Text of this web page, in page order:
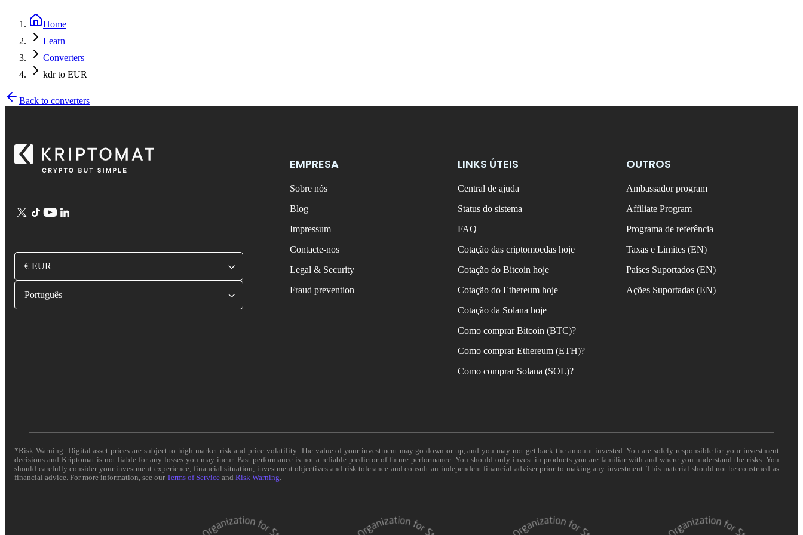
Home
Learn
Converters
kdr to EUR
Back to converters
€ EUR
Português
EMPRESA
Sobre nós
Blog
Impressum
Contacte-nos
Legal & Security
Fraud prevention
LINKS ÚTEIS
Central de ajuda
Status do sistema
FAQ
Cotação das criptomoedas hoje
Cotação do Bitcoin hoje
Cotação do Ethereum hoje
Cotação da Solana hoje
Como comprar Bitcoin (BTC)?
Como comprar Ethereum (ETH)?
Como comprar Solana (SOL)?
OUTROS
Ambassador program
Affiliate Program
Programa de referência
Taxas e Limites (EN)
Países Suportados (EN)
Ações Suportadas (EN)
*Risk Warning: Digital asset prices are subject to high market risk and price volatility. The value of your investment may go down or up, and you may not get back the amount invested. You are solely responsible for your investment
decisions and Kriptomat is not liable for any losses you may incur. Past performance is not a reliable predictor of future performance. You should only invest in products you are familiar with and where you understand the risks. You
should carefully consider your investment experience, financial situation, investment objectives and risk tolerance and consult an independent financial adviser prior to making any investment. This material should not be construed as
financial advice. For more information, see ourTerms of Service and Risk Warning